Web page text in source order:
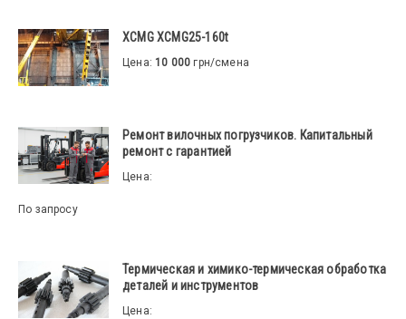
XCMG XCMG25-160t
Цена:10 000 грн/смена
Ремонт вилочных погрузчиков. Капитальный
ремонт с гарантией
Цена:
По запросу
Термическая и химико-термическая обработка
деталей и инструментов
Цена: